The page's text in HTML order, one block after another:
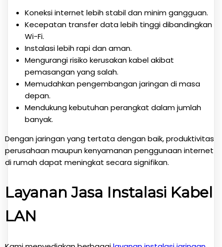
Koneksi internet lebih stabil dan minim gangguan.
Kecepatan transfer data lebih tinggi dibandingkan
Wi-Fi.
Instalasi lebih rapi dan aman.
Mengurangi risiko kerusakan kabel akibat
pemasangan yang salah.
Memudahkan pengembangan jaringan di masa
depan.
Mendukung kebutuhan perangkat dalam jumlah
banyak.
Dengan jaringan yang tertata dengan baik, produktivitas
perusahaan maupun kenyamanan penggunaan internet
di rumah dapat meningkat secara signifikan.
Layanan Jasa Instalasi Kabel
LAN